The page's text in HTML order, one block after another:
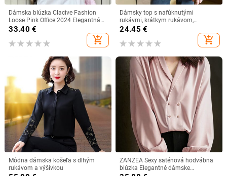
Dámska blúzka Clacive Fashion
Loose Pink Office 2024 Elegantná
košeľa s dlhým rukávom a klopou,
ležérna klasická jednofarebná
košeľa, dámske oblečenie
33.40 €
add_shopping_cart
Dámsky top s nafúknutými
rukávmi, krátkym rukávom,
výstrihom do V, vintage košeľa,
blúzka, jednofarebná čiernobiela,
krátke tričká, kórejská móda 2021
24.45 €
add_shopping_cart
Módna dámska košeľa s dlhým
rukávom a výšivkou
ZANZEA Sexy saténová hodvábna
blúzka Elegantné dámske